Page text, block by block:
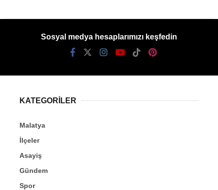
Sosyal medya hesaplarımızı keşfedin
KATEGORİLER
Malatya
İlçeler
Asayiş
Gündem
Spor